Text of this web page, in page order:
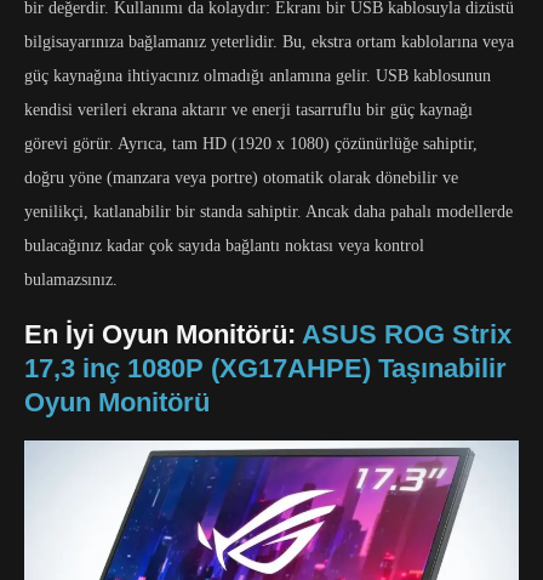
bir değerdir. Kullanımı da kolaydır: Ekranı bir USB kablosuyla dizüstü
bilgisayarınıza bağlamanız yeterlidir. Bu, ekstra ortam kablolarına veya
güç kaynağına ihtiyacınız olmadığı anlamına gelir. USB kablosunun
kendisi verileri ekrana aktarır ve enerji tasarruflu bir güç kaynağı
görevi görür. Ayrıca, tam HD (1920 x 1080) çözünürlüğe sahiptir,
doğru yöne (manzara veya portre) otomatik olarak dönebilir ve
yenilikçi, katlanabilir bir standa sahiptir. Ancak daha pahalı modellerde
bulacağınız kadar çok sayıda bağlantı noktası veya kontrol
bulamazsınız.
En İyi Oyun Monitörü: ASUS ROG Strix
17,3 inç 1080P (XG17AHPE) Taşınabilir
Oyun Monitörü